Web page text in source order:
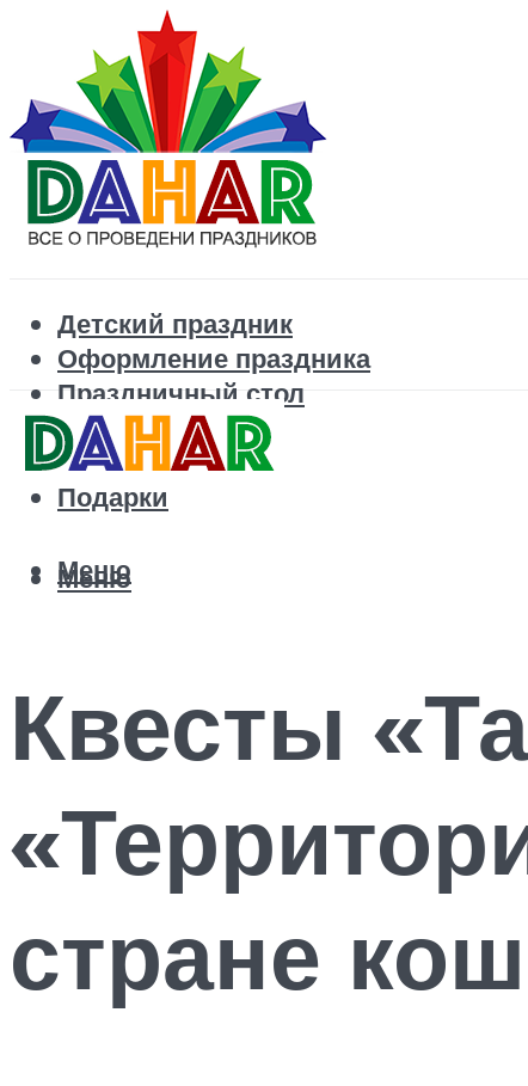
Детский праздник
Оформление праздника
Праздничный стол
Корпоратив
Поздравления
Подарки
Меню
Меню
Квесты
стране